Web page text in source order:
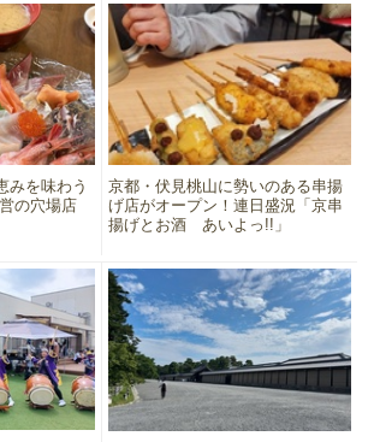
みを味わう
の穴場店
京都・伏見桃山に勢いのある串揚
げ店がオープン！連日盛況「京串
揚げとお酒 あいよっ!!」